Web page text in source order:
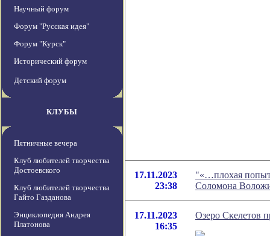
Научный форум
Форум "Русская идея"
Форум "Курск"
Исторический форум
Детский форум
КЛУБЫ
Пятничные вечера
Клуб любителей творчества
Достоевского
Клуб любителей творчества
Гайто Газданова
Энциклопедия Андрея
Платонова
17.11.2023
23:38
"«…плохая
Соломона
17.11.2023
16:35
Озеро Скелетов